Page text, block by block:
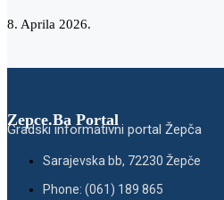
8. Aprila 2026.
Zepce.Ba Portal
Gradski informativni portal Žepča
Sarajevska bb, 72230 Žepče
Phone: (061) 189 865